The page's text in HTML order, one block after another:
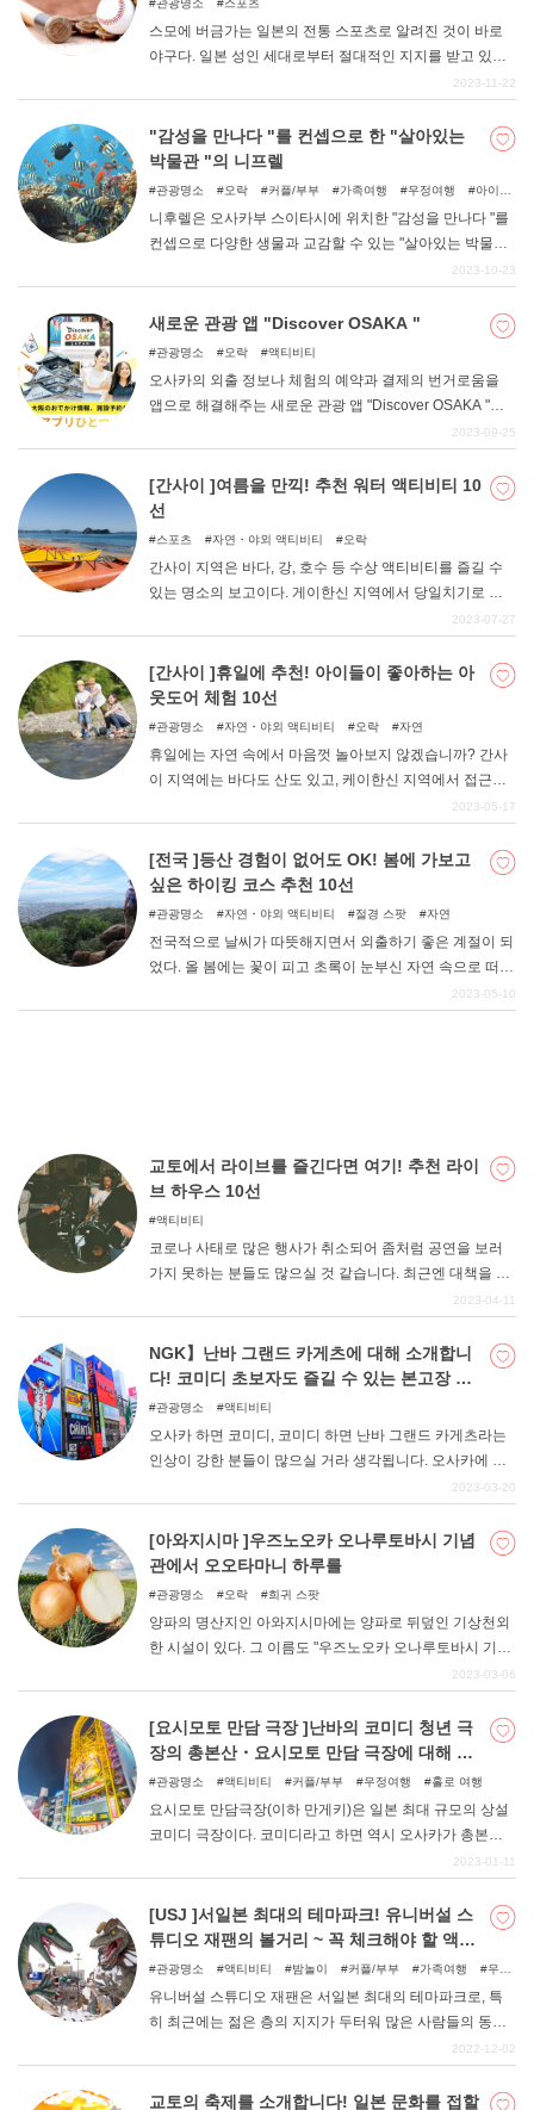
관광명소 스포츠
스모에 버금가는 일본의 전통 스포츠로 알려진 것이 바로
야구다. 일본 성인 세대로부터 절대적인 지지를 받고 있는
종목으로, 현재도 성인 세대의 공통 언어로 기능하고 있는
있는 곳이 바로 고시엔 구장이라고 해도 과언이 아니다. 매
년 여름 고교 야구 전국대회가 열리는 장소이기도 하고, 일
본 최고의 인기 구단인 한신 타이거즈의 본거지이기도 해
2023-11-22
"감성을 만나다 "를 컨셉으로 한 "살아있는
박물관 "의 니프렐
관광명소 오락 커플/부부 가족여행 우정여행
아이와
니후렐은 오사카부 스이타시에 위치한 "감성을 만나다 "를
컨셉으로 다양한 생물과 교감할 수 있는 "살아있는 박물관
"입니다. 수족관, 동물원, 미술관의 틀을 초월한 새로운 감
을 소개하고자 한다.
2023-10-23
새로운 관광 앱 "Discover OSAKA "
관광명소 오락 액티비티
오사카의 외출 정보나 체험의 예약과 결제의 번거로움을
앱으로 해결해주는 새로운 관광 앱 "Discover OSAKA "일
본 최초의 애니메이션 캐릭터가 활약하는 체험도 즐길 수
2023-09-25
[간사이 ]여름을 만끽! 추천 워터 액티비티 10
선
스포츠 자연・야외 액티비티 오락
간사이 지역은 바다, 강, 호수 등 수상 액티비티를 즐길 수
있는 명소의 보고이다. 게이한신 지역에서 당일치기로 갈
수 있는 거리에서 물놀이를 즐길 수 있다. 간사이에서 여름
다. 여름휴가 나들이는 이것으로 결정하세요.
2023-07-27
[간사이 ]휴일에 추천! 아이들이 좋아하는 아
웃도어 체험 10선
관광명소 자연・야외 액티비티 오락 자연
휴일에는 자연 속에서 마음껏 놀아보지 않겠습니까? 간사
이 지역에는 바다도 산도 있고, 케이한신 지역에서 접근성
이 뛰어난 아웃도어 필드가 많이 있습니다. 당일치기로 즐
다. 가족과 함께 즐길 수 있는 아웃도어 체험 10곳을 소개한
다.
2023-05-17
[전국 ]등산 경험이 없어도 OK! 봄에 가보고
싶은 하이킹 코스 추천 10선
관광명소 자연・야외 액티비티 절경 스팟 자연
전국적으로 날씨가 따뜻해지면서 외출하기 좋은 계절이 되
었다. 올 봄에는 꽃이 피고 초록이 눈부신 자연 속으로 떠나
보는 것은 어떨까. 1~2시간이면 산책할 수 있는 코스와 로
2023-05-10
교토에서 라이브를 즐긴다면 여기! 추천 라이
브 하우스 10선
액티비티
코로나 사태로 많은 행사가 취소되어 좀처럼 공연을 보러
가지 못하는 분들도 많으실 것 같습니다. 최근엔 대책을 마
련하고 소규모로 개최하는 경우도 늘어나면서 조금씩 라이
아하는 분들에게 꼭 가보고 싶은 곳이 바로 교토의 라이브
하우스다. 교토라고 하면 관광지의 이미지가 있지만, 여름
에는 야외 페스티벌 '교토 대작전', 겨울에는 '포르노 초특급'
2023-04-11
NGK】난바 그랜드 카게츠에 대해 소개합니
다! 코미디 초보자도 즐길 수 있는 본고장 오
사카의 코미디!
관광명소 액티비티
오사카 하면 코미디, 코미디 하면 난바 그랜드 카게츠라는
인상이 강한 분들이 많으실 거라 생각됩니다. 오사카에 왔
으니 본고장에서 코미디 무대를 보고 싶다, 그런 분들에게
상하는 것이다. 만담, 콩트, 요시모토 신희극과 코미디가 응
축된 즐거운 공간에서 웃으며 좋은 추억을 만들 수 있다. 오
사카에 오시면 꼭 한번 가보셨으면 하는 곳입니다.
2023-03-20
[아와지시마 ]우즈노오카 오나루토바시 기념
관에서 오오타마니 하루를
관광명소 오락 희귀 스팟
양파의 명산지인 아와지시마에는 양파로 뒤덮인 기상천외
한 시설이 있다. 그 이름도 "우즈노오카 오나루토바시 기념
관 ". 이번 기사에서는 오타마게 포인트가 가득한 고천 시
해드리겠습니다.
2023-03-06
[요시모토 만담 극장 ]난바의 코미디 청년 극
장의 총본산・요시모토 만담 극장에 대해 소
개합니다! 신선한 웃음을 보고 싶을 때는 여기
로!
관광명소 액티비티 커플/부부 우정여행 홀로 여행
요시모토 만담극장(이하 만게키)은 일본 최대 규모의 상설
코미디 극장이다. 코미디라고 하면 역시 오사카가 총본산
이지만, 그 한가운데 있는 난바 지역에서 핫하고 트렌디한
인과 주목받는 신예들이 번갈아 가며 출연하는 꿈의 개그
무대, 개그 붐이 일고 있는 요즘 꼭 한 번 가보셨으면 합니
다.
2023-01-11
[USJ ]서일본 최대의 테마파크! 유니버설 스
튜디오 재팬의 볼거리 ~ 꼭 체크해야 할 액티
비티 ~.
관광명소 액티비티 밤놀이 커플/부부 가족여행
우정
유니버설 스튜디오 재팬은 서일본 최대의 테마파크로, 특
히 최근에는 젊은 층의 지지가 두터워 많은 사람들의 동경
의 대상이 되고 있는 시설이다. 할리우드 영화 세계를 테마
서 진행한 점이 특히 주목을 받고 있으며, 경영을 V자 회복
2022-12-02
교토의 축제를 소개합니다! 일본 문화를 접할